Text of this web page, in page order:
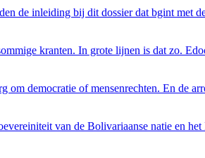
de inleiding bij dit dossier dat bgint
kranten. In grote lijnen is dat zo.
om democratie of mensenrechten. En de
van de Bolivariaanse natie en